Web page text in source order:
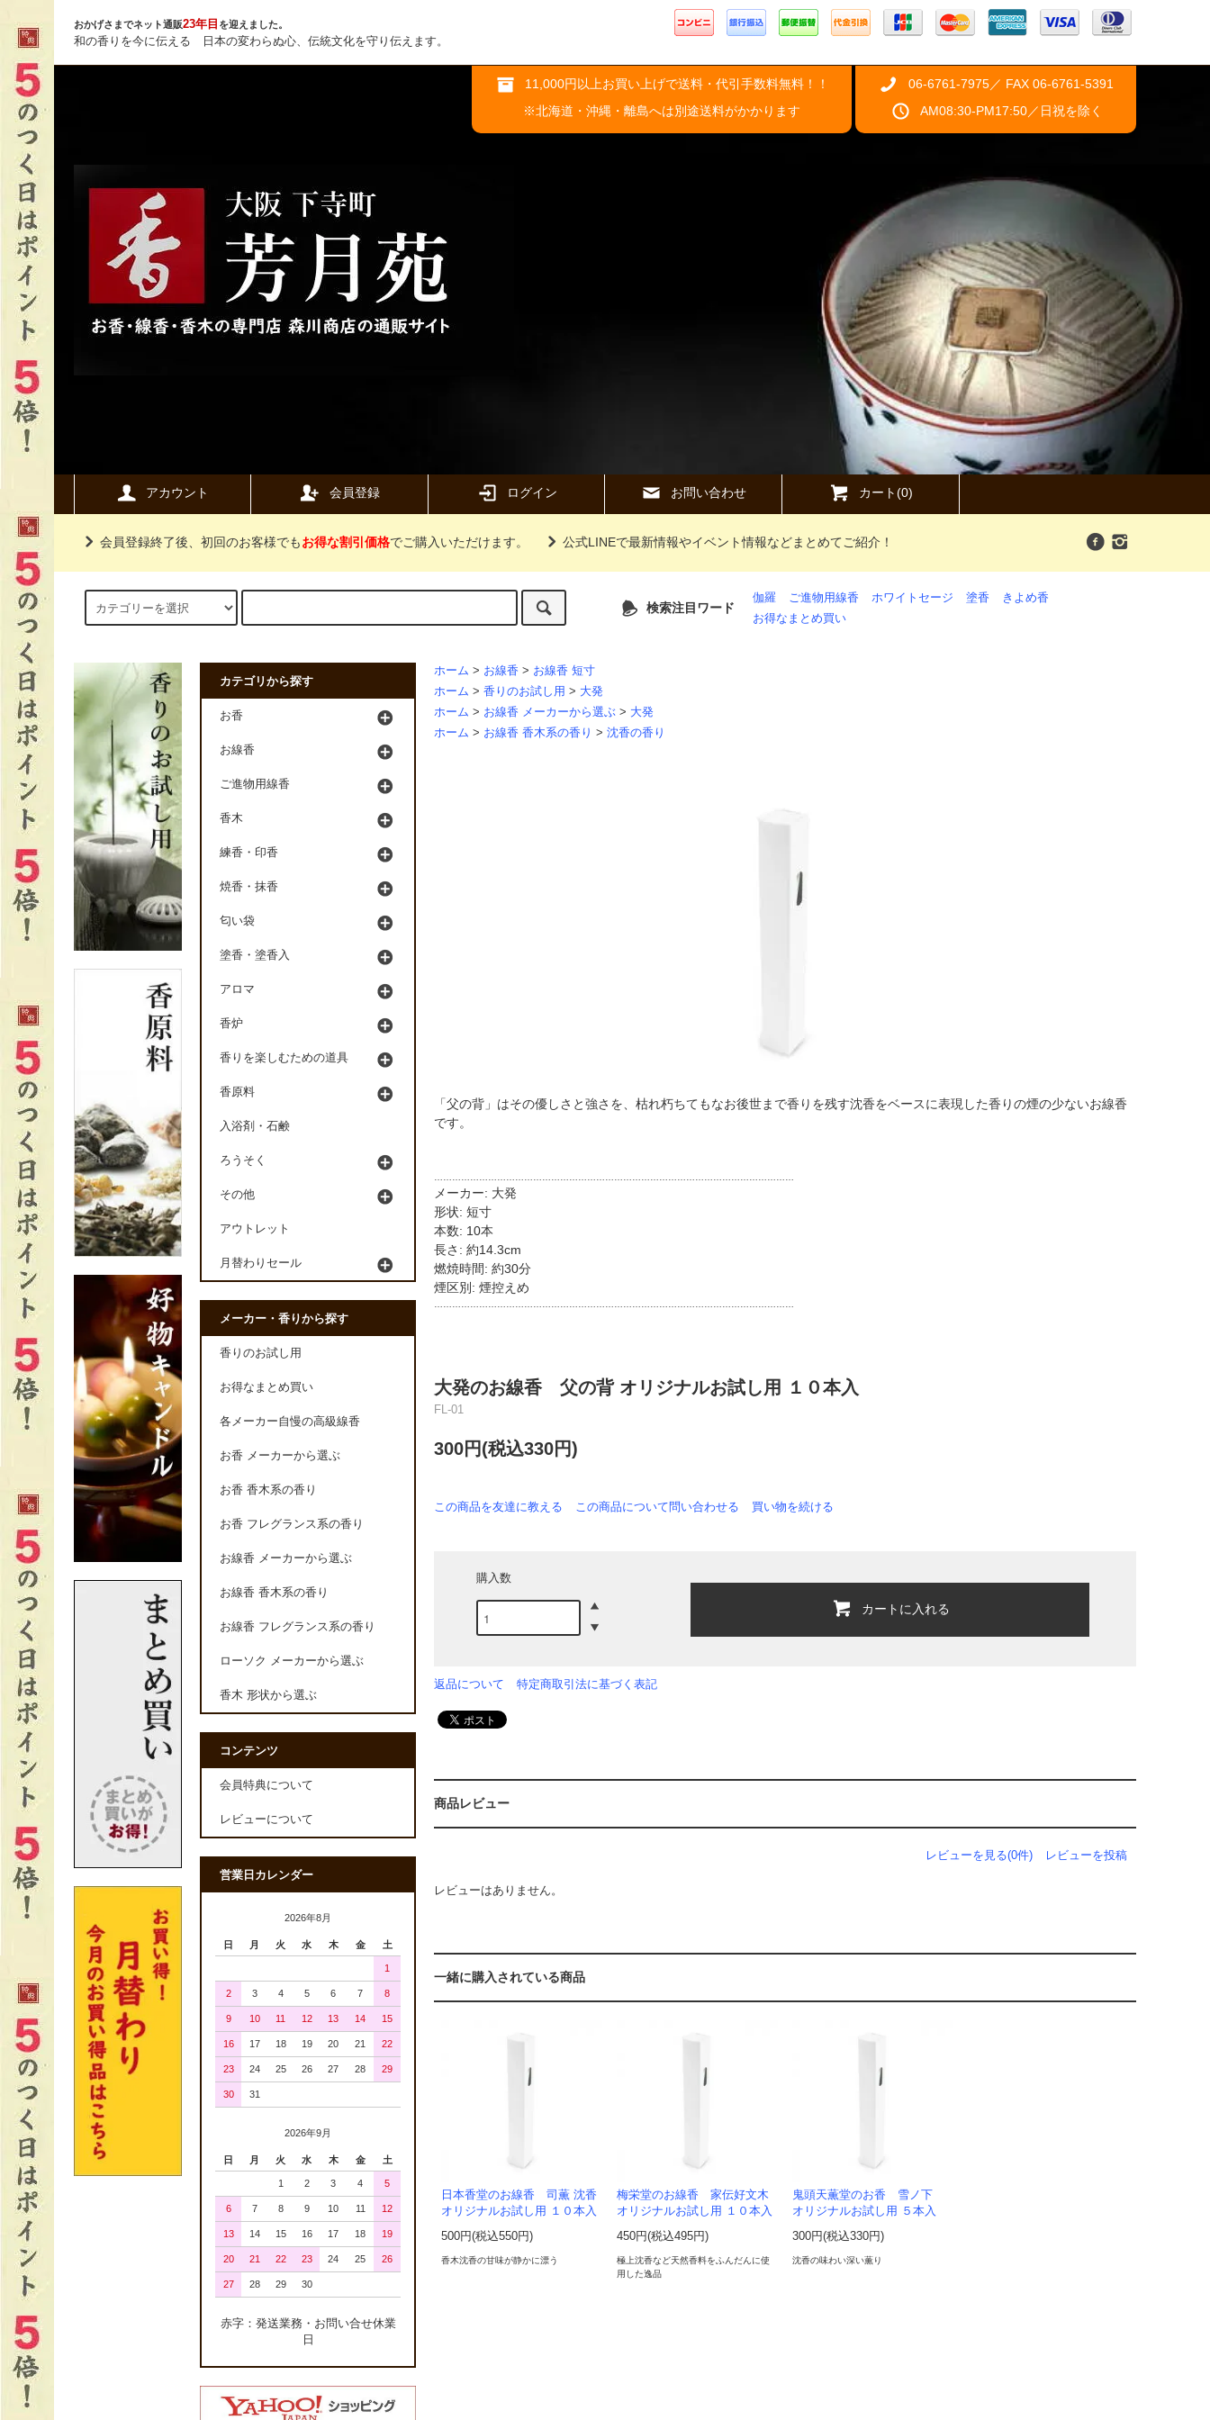
おかげさまでネット通販23年目 を迎えました。
和の香りを今に伝える 日本の変わらぬ心、伝統文化を守り伝えます。
11,000円以上お買い上げで送料・代引手数料無料！！
※北海道・沖縄・離島へは別途送料がかかります
06-6761-7975／ FAX 06-6761-5391
AM08:30-PM17:50／日祝を除く
アカウント 会員登録 ログイン お問い合わせ カート(0)
会員登録終了後、初回のお客様でもお得な割引価格でご購入いただけます。 公式LINEで最新情報やイベント情報などまとめてご紹介！
検索注目ワード
伽羅 ご進物用線香 ホワイトセージ 塗香
きよめ香
お得なまとめ買い
ホーム > お線香 > お線香 短寸
ホーム > 香りのお試し用 > 大発
ホーム > お線香 メーカーから選ぶ > 大発
ホーム > お線香 香木系の香り > 沈香の香り
「父の背」はその優しさと強さを、枯れ朽ちてもなお後世まで香りを残す沈香をベースに表現した香りの煙の少ないお線香
です。
…………………………………………………………………………………………………………
メーカー: 大発
形状: 短寸
本数: 10本
長さ: 約14.3cm
燃焼時間: 約30分
煙区別: 煙控えめ
…………………………………………………………………………………………………………
大発のお線香 父の背 オリジナルお試し用 １０本入
FL-01
300円(税込330円)
この商品を友達に教える この商品について問い合わせる 買い物を続ける
購入数
カートに入れる
返品について 特定商取引法に基づく表記
商品レビュー
レビューを見る(0件) レビューを投稿
レビューはありません。
一緒に購入されている商品
日本香堂のお線香 司薫 沈香
オリジナルお試し用 １０本入
500円(税込550円)
香木沈香の甘味が静かに漂う
梅栄堂のお線香 家伝好文木
オリジナルお試し用 １０本入
450円(税込495円)
極上沈香など天然香料をふんだんに使
用した逸品
鬼頭天薫堂のお香 雪ノ下
オリジナルお試し用 ５本入
300円(税込330円)
沈香の味わい深い薫り
カテゴリから探す
お香
お線香
ご進物用線香
香木
練香・印香
焼香・抹香
匂い袋
塗香・塗香入
アロマ
香炉
香りを楽しむための道具
香原料
入浴剤・石鹸
ろうそく
その他
アウトレット
月替わりセール
メーカー・香りから探す
香りのお試し用
お得なまとめ買い
各メーカー自慢の高級線香
お香 メーカーから選ぶ
お香 香木系の香り
お香 フレグランス系の香り
お線香 メーカーから選ぶ
お線香 香木系の香り
お線香 フレグランス系の香り
ローソク メーカーから選ぶ
香木 形状から選ぶ
コンテンツ
会員特典について
レビューについて
営業日カレンダー
2026年8月
日 月 火 水 木 金 土
1
2 3 4 5 6 7 8
9 10 11 12 13 14 15
16 17 18 19 20 21 22
23 24 25 26 27 28 29
30 31
2026年9月
日 月 火 水 木 金 土
1 2 3 4 5
6 7 8 9 10 11 12
13 14 15 16 17 18 19
20 21 22 23 24 25 26
27 28 29 30
赤字：発送業務・お問い合せ休業
日